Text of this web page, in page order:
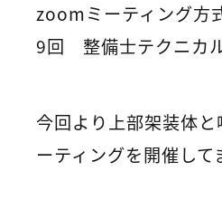
zoomミーティング方
9回 整備士テクニカル
今回より上部架装体
ーティングを開催して